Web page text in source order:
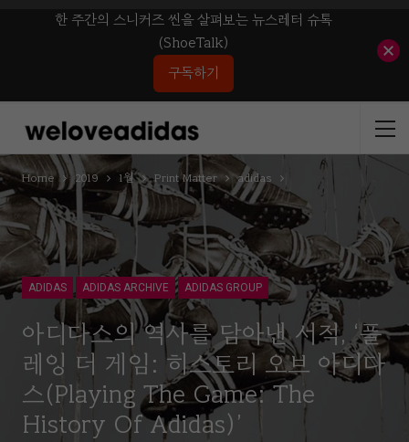
Home 2019 1월 Print Matter adidas
ADIDAS ADIDAS ARCHIVE ADIDAS GROUP
아디다스의 역사를 담아낸 서적, ‘플
레잉 더 게임: 히스토리 오브 아디다
스(Playing The Game: The
History Of Adidas)’
한 주간의 스니커즈 씬을 살펴보는 뉴스레터 슈톡
(ShoeTalk)
구독하기